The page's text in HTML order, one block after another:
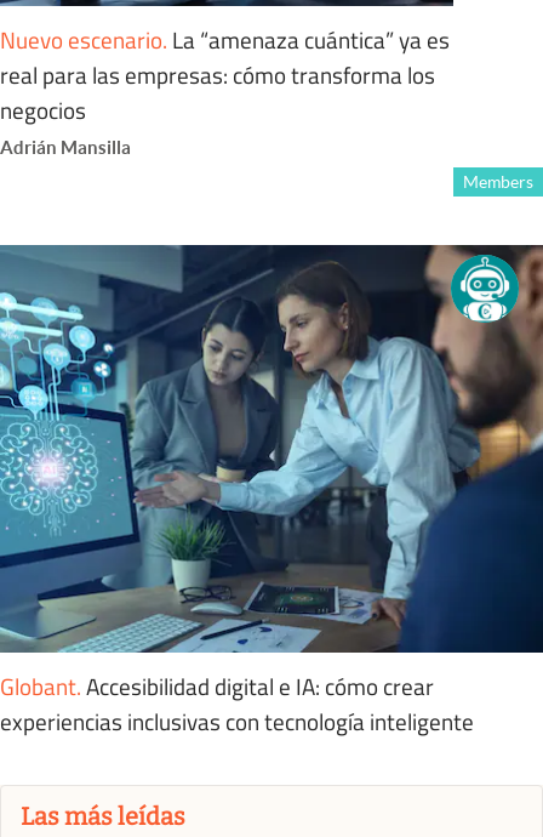
Nuevo escenario. La “amenaza cuántica” ya es
real para las empresas: cómo transforma los
negocios
Adrián Mansilla
Members
Globant.Accesibilidad digital e IA: cómo crear
experiencias inclusivas con tecnología inteligente
Las más leídas